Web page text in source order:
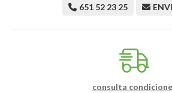
651 52 23 25
consulta